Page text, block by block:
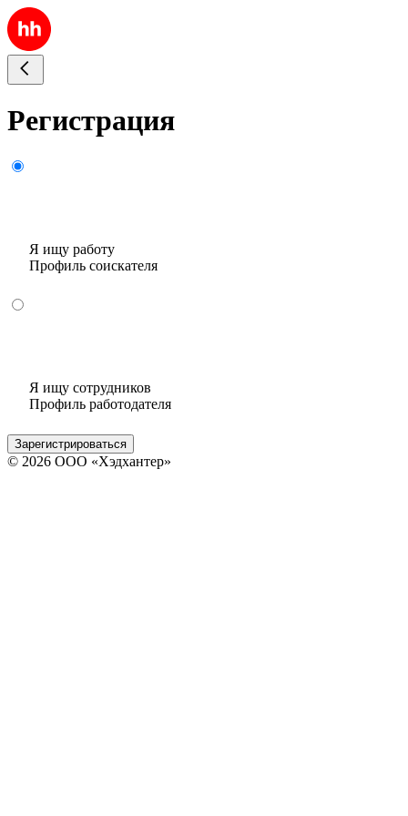
Регистрация
Я ищу работу
Профиль соискателя
Я ищу сотрудников
Профиль работодателя
Зарегистрироваться
© 2026 ООО «Хэдхантер»